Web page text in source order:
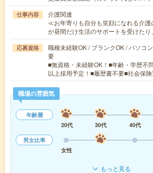
仕事内容
介護関連
≪お年寄りも自分も笑顔になれる介
が昼間だけ生活のサポートを受けた
応募資格
職種未経験OK / ブランクOK / パソコ
要
■無資格・未経験OK！■年齢・学歴不
以上採用予定！■履歴書不要■社会保
職場の雰囲気
年齢層
20代
30代 40代
男女比率
女性
もっと見る